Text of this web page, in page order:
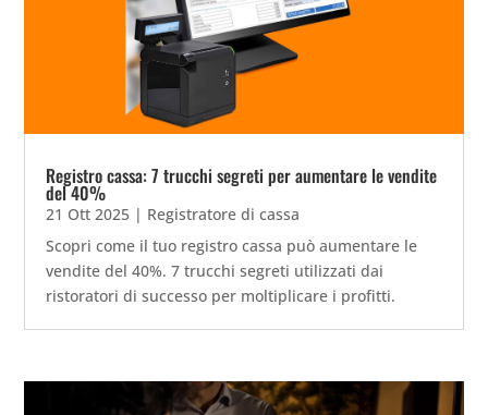
Registro cassa: 7 trucchi segreti per aumentare le vendite
del 40%
21 Ott 2025 | Registratore di cassa
Scopri come il tuo registro cassa può aumentare le
vendite del 40%. 7 trucchi segreti utilizzati dai
ristoratori di successo per moltiplicare i profitti.